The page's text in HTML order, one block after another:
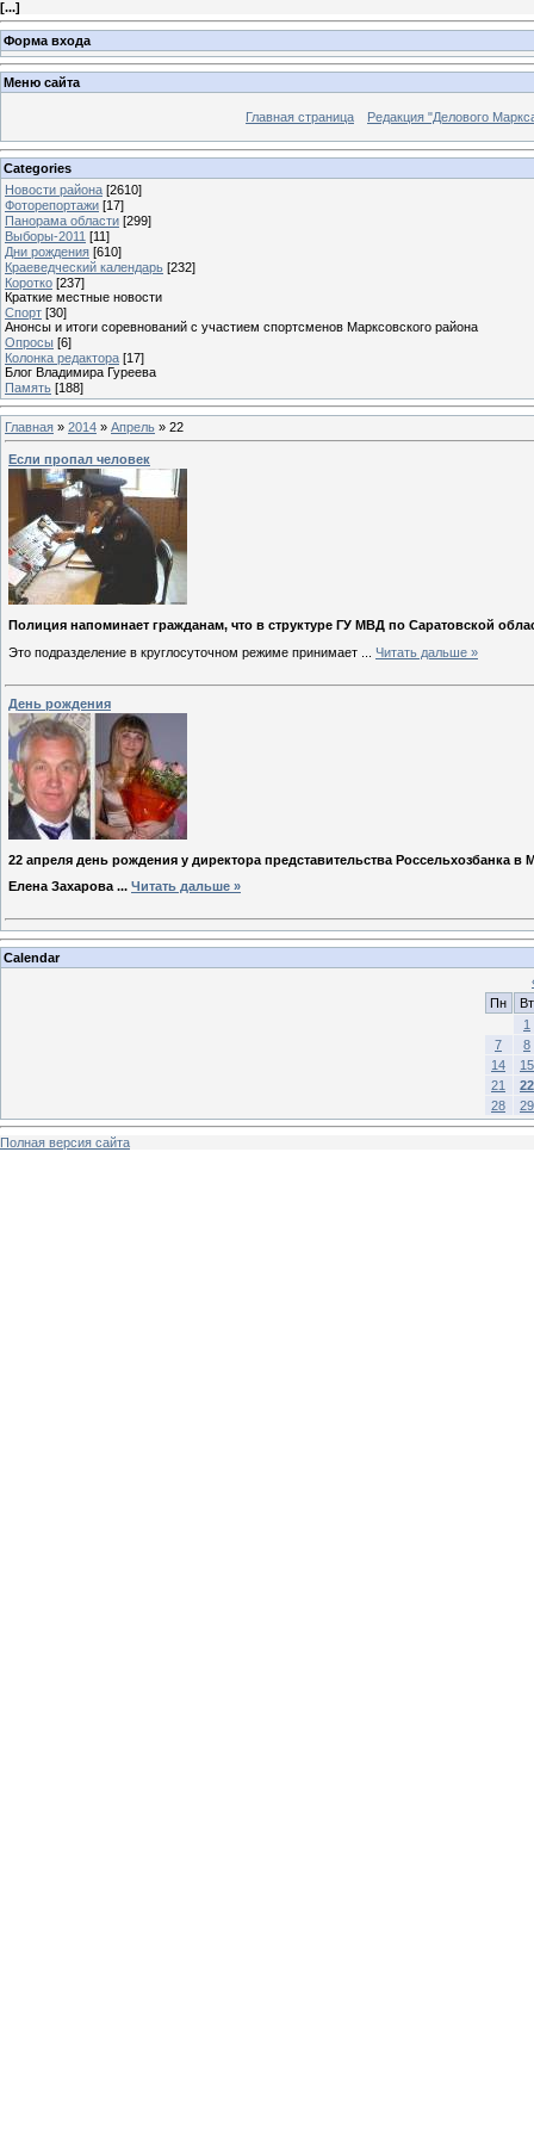
[...]
Форма входа
Меню сайта
Главная страница Редакция "Делового
Categories
Новости района [2610]
Фоторепортажи [17]
Панорама области [299]
Выборы-2011 [11]
Дни рождения [610]
Краеведческий календарь [232]
Коротко [237]
Краткие местные новости
Спорт [30]
Анонсы и итоги соревнований с участием спортсменов Марксовского района
Опросы [6]
Колонка редактора [17]
Блог Владимира Гуреева
Память [188]
Главная » 2014 » Апрель » 22
Если пропал человек
Полиция напоминает гражданам, что в структуре ГУ МВД по Саратовской
Это подразделение в круглосуточном режиме принимает
Читать дальше »
День рождения
22 апреля день рождения у директора представительства
Елена Захарова ... Читать дальше »
Calendar
Пн
Вт
1
7
8
14
15
21
22
28
29
Полная версия сайта